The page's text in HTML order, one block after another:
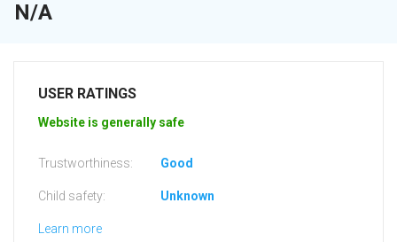
N/A
USER RATINGS
Website is generally safe
Trustworthiness: Good
Child safety: Unknown
Learn more